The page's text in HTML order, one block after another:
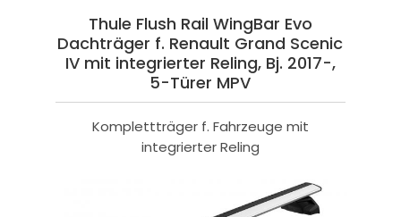
Thule Flush Rail WingBar Evo
Dachträger f. Renault Grand Scenic
IV mit integrierter Reling, Bj. 2017-,
5-Türer MPV
Komplettträger f. Fahrzeuge mit
integrierter Reling